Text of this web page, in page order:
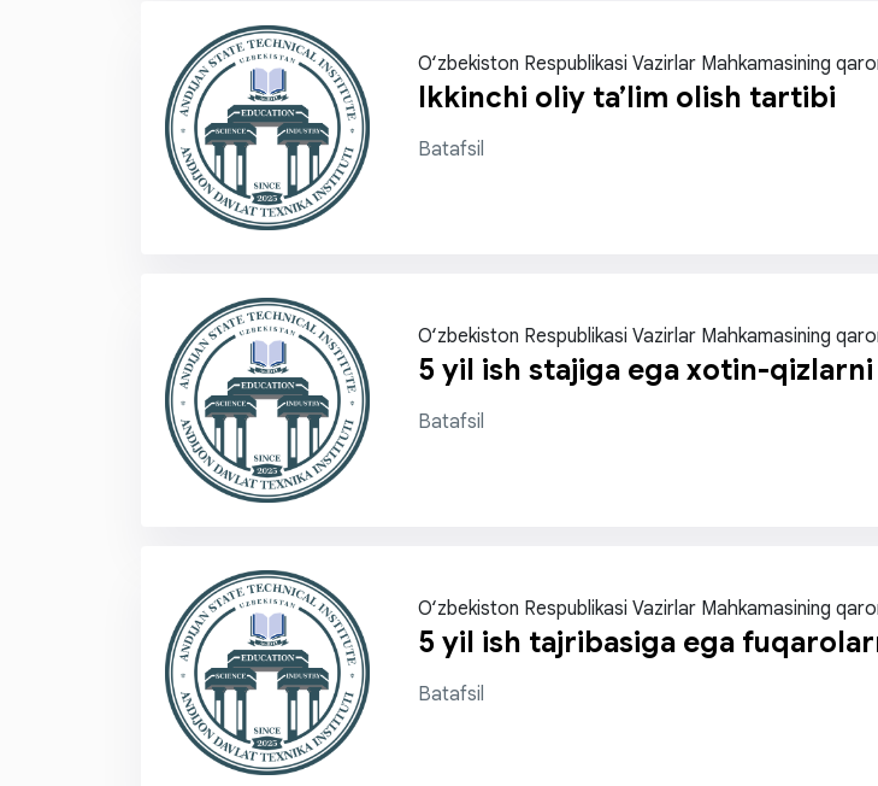
O‘zbekiston Respublikasi Vazirlar Mahkamasining
Ikkinchi oliy ta’lim olish tartibi
Batafsil
O‘zbekiston Respublikasi Vazirlar Mahkamasining
5 yil ish stajiga ega xotin-
Batafsil
O‘zbekiston Respublikasi Vazirlar Mahkamasining
5 yil ish tajribasiga ega
Batafsil